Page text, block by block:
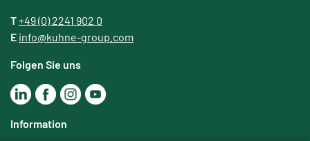
T+49 (0) 2241 902 0
E info@kuhne-group.com
Folgen Sie uns
Information